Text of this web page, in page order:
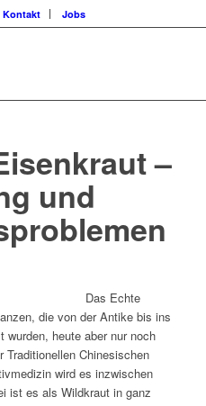
Kontakt Jobs
–
und
Das Echte
die von der Antike bis ins
heute aber nur noch
Traditionellen Chinesischen
wird es inzwischen
ist es als Wildkraut in ganz